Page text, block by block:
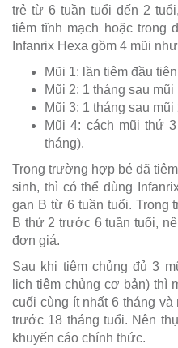
trẻ từ 6 tuần tuổi đến 2
tiêm tĩnh mạch hoặc trong
Infanrix Hexa gồm 4 mũi
Mũi 1: lần tiêm đầu
Mũi 2: 1 tháng sau mũi
Mũi 3: 1 tháng sau mũi
Mũi 4: cách mũi thứ
tháng).
Trong trường hợp bé đã
sinh, thì có thể dùng
gan B từ 6 tuần tuổi. Trong
B thứ 2 trước 6 tuần tuổi,
đơn giá.
Sau khi tiêm chủng đủ 3
lịch tiêm chủng cơ bản) thì
cuối cùng ít nhất 6 tháng
trước 18 tháng tuổi. Nên
khuyến cáo chính thức.